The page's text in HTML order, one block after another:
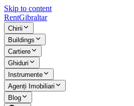
Skip to content
RentGibraltar
Chirii
Buildings
Cartiere
Ghiduri
Instrumente
Agenți Imobiliari
Blog